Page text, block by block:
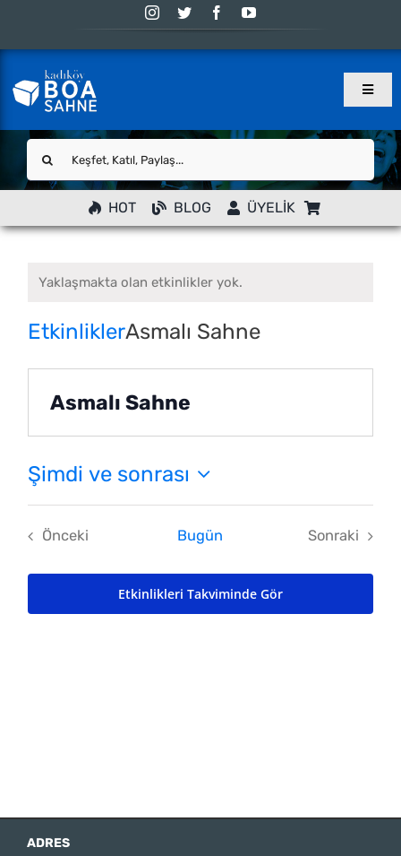
Toggle
Ana Sayfa
Programlar YENİ
Eskiler
Sahne
Hesabım
Ara:
HOT BLOG ÜYELİK
Yaklaşmakta olan etkinlikler yok.
EtkinliklerAsmalı Sahne
Asmalı Sahne
Şimdi ve sonrası
Tarih
seç.
Önceki
Bugün
Sonraki
Etkinlikleri Takviminde Gör
ADRES